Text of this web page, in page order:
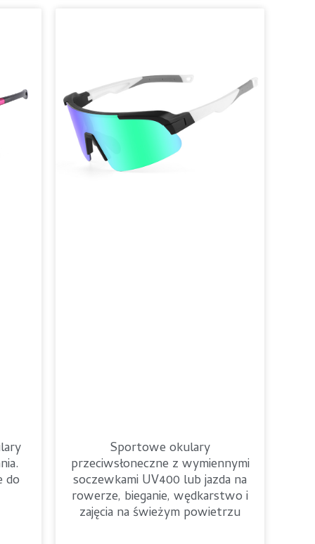
do
Sportowe okulary
przeciwsłoneczne z wymiennymi
soczewkami UV400 lub jazda na
rowerze, bieganie, wędkarstwo i
zajęcia na świeżym powietrzu